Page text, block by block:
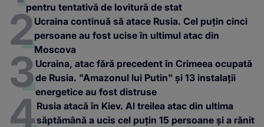
pentru tentativă de lovitură de stat
Ucraina continuă să atace Rusia. Cel puțin cinci
persoane au fost ucise în ultimul atac din
Moscova
Ucraina, atac fără precedent în Crimeea ocupată
de Rusia. "Amazonul lui Putin" și 13 instalații
energetice au fost distruse
Rusia atacă în Kiev. Al treilea atac din ultima
săptămână a ucis cel puțin 15 persoane și a rănit